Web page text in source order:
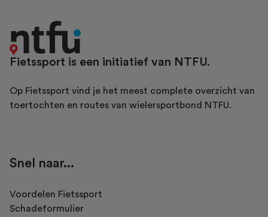
Fietssport is een initiatief van NTFU.
Op Fietssport vind je het meest complete overzicht van
toertochten en routes van wielersportbond NTFU.
Snel naar...
Voordelen Fietssport
Schadeformulier